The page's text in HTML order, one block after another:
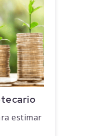
estimar